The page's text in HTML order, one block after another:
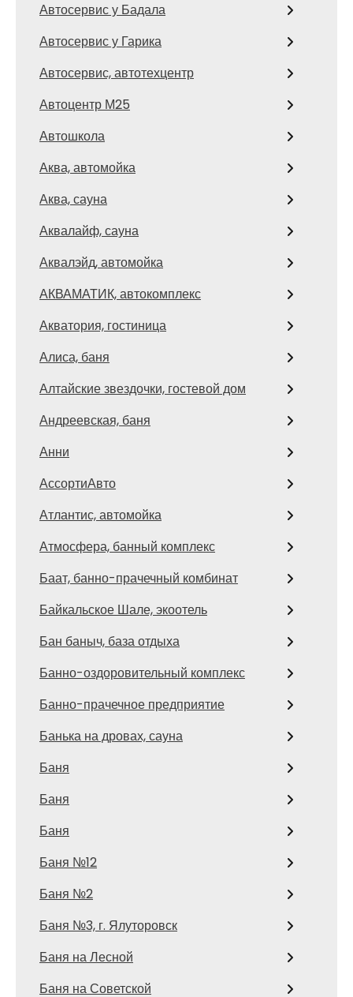
Автосервис у Бадала
Автосервис у Гарика
Автосервис, автотехцентр
Автоцентр М25
Автошкола
Аква, автомойка
Аква, сауна
Аквалайф, сауна
Аквалэйд, автомойка
АКВАМАТИК, автокомплекс
Акватория, гостиница
Алиса, баня
Алтайские звездочки, гостевой дом
Андреевская, баня
Анни
АссортиАвто
Атлантис, автомойка
Атмосфера, банный комплекс
Баат, банно-прачечный комбинат
Байкальское Шале, экоотель
Бан баныч, база отдыха
Банно-оздоровительный комплекс
Банно-прачечное предприятие
Банька на дровах, сауна
Баня
Баня
Баня
Баня №12
Баня №2
Баня №3, г. Ялуторовск
Баня на Лесной
Баня на Советской